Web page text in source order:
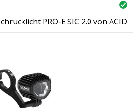
PRO-E SIC 2.0 von ACID